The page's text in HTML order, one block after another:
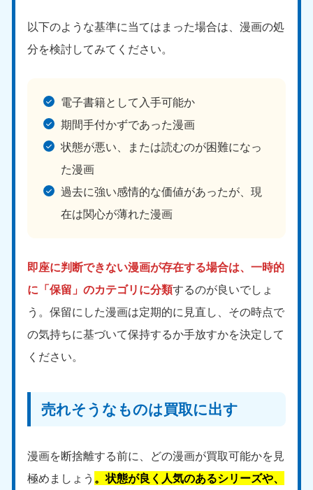
以下のような基準に当てはまった場合は、漫画の処
分を検討してみてください。
電子書籍として入手可能か
期間手付かずであった漫画
状態が悪い、または読むのが困難になっ
た漫画
過去に強い感情的な価値があったが、現
在は関心が薄れた漫画
即座に判断できない漫画が存在する場合は、一時的
に「保留」のカテゴリに分類するのが良いでしょ
う。保留にした漫画は定期的に見直し、その時点で
の気持ちに基づいて保持するか手放すかを決定して
ください。
売れそうなものは買取に出す
漫画を断捨離する前に、どの漫画が買取可能かを見
極めましょう 。状態が良く人気のあるシリーズや、